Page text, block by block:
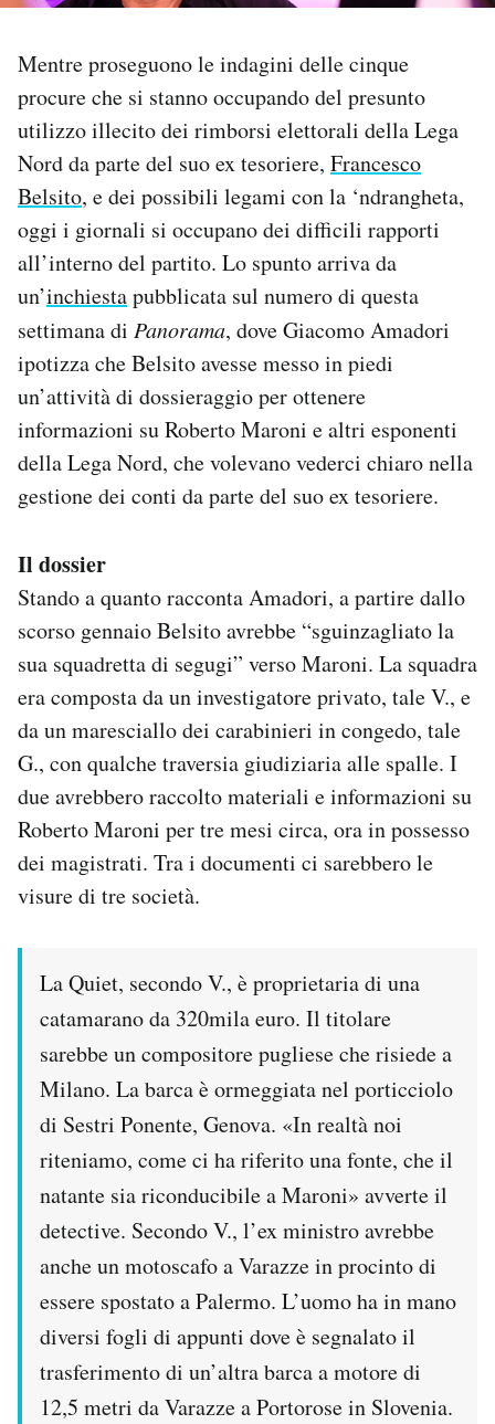
SHOP
CALENDARIO
AREA PERSONALE
Area Personale
Newsletter
Notifiche mobile
Regala il Post
Mentre proseguono le indagini delle cinque
procure che si stanno occupando del presunto
utilizzo illecito dei rimborsi elettorali della Lega
Nord da parte del suo ex tesoriere, Francesco
Belsito, e dei possibili legami con la ‘ndrangheta,
oggi i giornali si occupano dei difficili rapporti
all’interno del partito. Lo spunto arriva da
un’inchiestapubblicata sul numero di questa
settimana di Panorama, dove Giacomo Amadori
ipotizza che Belsito avesse messo in piedi
un’attività di dossieraggio per ottenere
informazioni su Roberto Maroni e altri esponenti
della Lega Nord, che volevano vederci chiaro nella
gestione dei conti da parte del suo ex tesoriere.
Il dossier
Stando a quanto racconta Amadori, a partire dallo
scorso gennaio Belsito avrebbe “sguinzagliato la
sua squadretta di segugi” verso Maroni. La squadra
era composta da un investigatore privato, tale V., e
da un maresciallo dei carabinieri in congedo, tale
G., con qualche traversia giudiziaria alle spalle. I
due avrebbero raccolto materiali e informazioni su
Roberto Maroni per tre mesi circa, ora in possesso
dei magistrati. Tra i documenti ci sarebbero le
visure di tre società.
La Quiet, secondo V., è proprietaria di una
catamarano da 320mila euro. Il titolare
sarebbe un compositore pugliese che risiede a
Milano. La barca è ormeggiata nel porticciolo
di Sestri Ponente, Genova. «In realtà noi
riteniamo, come ci ha riferito una fonte, che il
natante sia riconducibile a Maroni» avverte il
detective. Secondo V., l’ex ministro avrebbe
anche un motoscafo a Varazze in procinto di
essere spostato a Palermo. L’uomo ha in mano
diversi fogli di appunti dove è segnalato il
trasferimento di un’altra barca a motore di
12,5 metri da Varazze a Portorose in Slovenia.